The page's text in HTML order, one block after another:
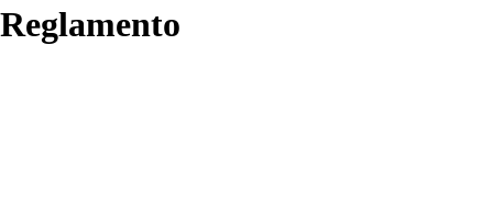
Reglamento